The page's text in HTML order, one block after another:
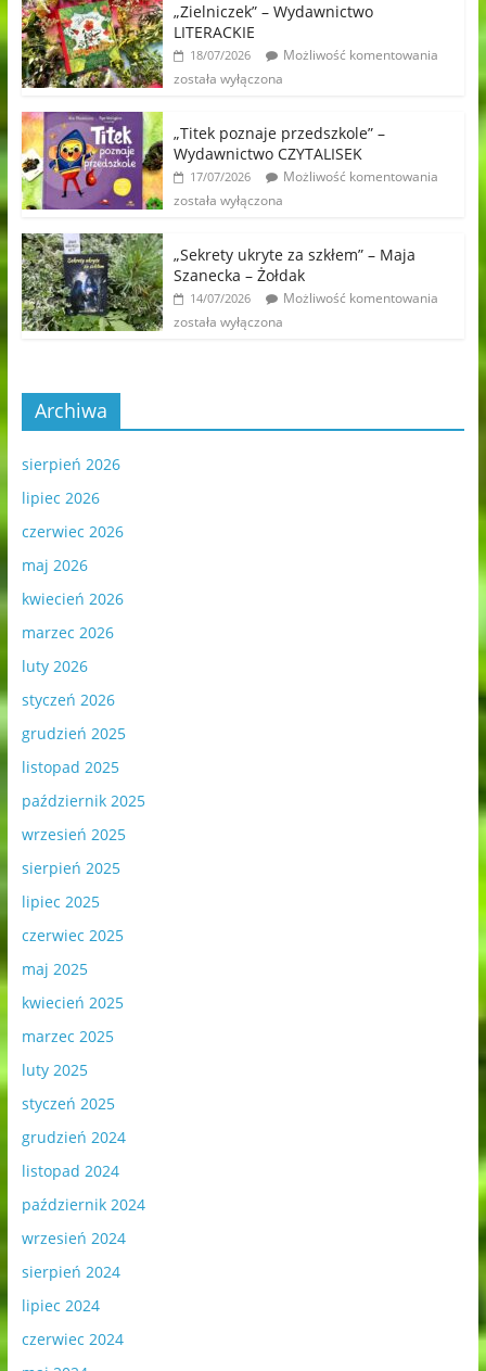
„Zielniczek” – Wydawnictwo
LITERACKIE
18/07/2026
Możliwość komentowania
została wyłączona
„Titek poznaje przedszkole” –
Wydawnictwo CZYTALISEK
17/07/2026
Możliwość komentowania
została wyłączona
„Sekrety ukryte za szkłem” – Maja
Szanecka – Żołdak
14/07/2026
Możliwość komentowania
została wyłączona
Archiwa
sierpień 2026
lipiec 2026
czerwiec 2026
maj 2026
kwiecień 2026
marzec 2026
luty 2026
styczeń 2026
grudzień 2025
listopad 2025
październik 2025
wrzesień 2025
sierpień 2025
lipiec 2025
czerwiec 2025
maj 2025
kwiecień 2025
marzec 2025
luty 2025
styczeń 2025
grudzień 2024
listopad 2024
październik 2024
wrzesień 2024
sierpień 2024
lipiec 2024
czerwiec 2024